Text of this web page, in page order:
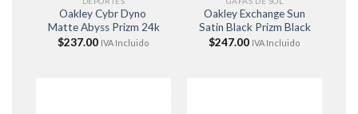
Oakley Cybr Dyno
Matte Abyss Prizm 24k
$237.00 IVA Incluido
Oakley Exchange Sun
Satin Black Prizm Black
$247.00 IVA Incluido